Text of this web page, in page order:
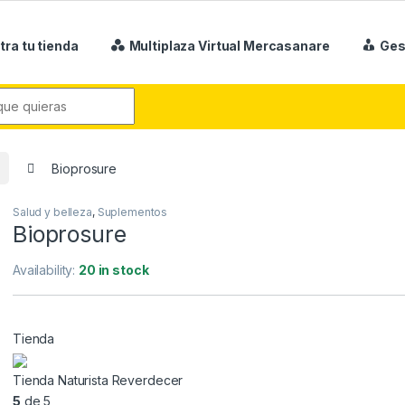
tu tienda Multiplaza Virtual Mercasanare
Bioprosure
Salud y belleza, Suplementos
Bioprosure
Availability: 20 in stock
Tienda
Tienda Naturista Reverdecer
5 de 5